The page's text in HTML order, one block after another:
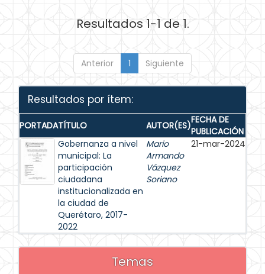
Resultados 1-1 de 1.
Anterior 1 Siguiente
Resultados por ítem:
PORTADATÍTULO AUTOR(ES)FECHA DE
PUBLICACIÓN
Gobernanza a nivel
municipal: La
participación
ciudadana
institucionalizada en
la ciudad de
Querétaro, 2017-
2022
Mario
Armando
Vázquez
Soriano
21-mar-2024
Temas